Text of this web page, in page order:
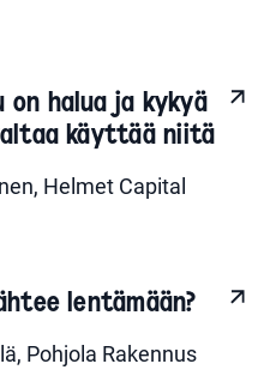
on halua ja kykyä
käyttää niitä
Helmet Capital
lentämään?
Pohjola Rakennus